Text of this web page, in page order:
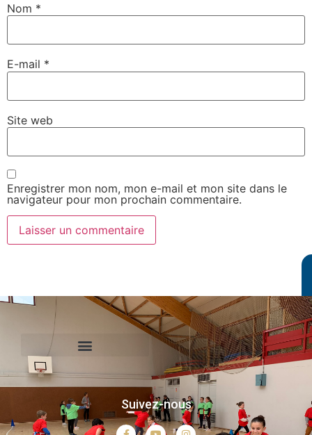
Nom *
E-mail *
Site web
Enregistrer mon nom, mon e-mail et mon site dans le
navigateur pour mon prochain commentaire.
Suivez-nous